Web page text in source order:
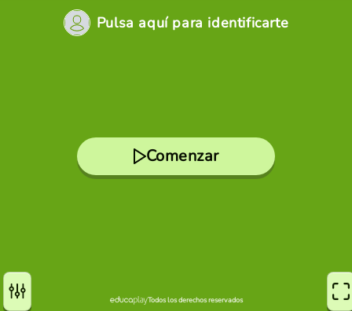
Pulsa aquí para identificarte
Comenzar
Todos los derechos reservados